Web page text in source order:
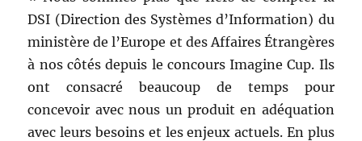
DSI (Direction des Systèmes d’Information) du
ministère de l’Europe et des Affaires Étrangères
à nos côtés depuis le concours Imagine Cup. Ils
ont consacré beaucoup de temps pour
concevoir avec nous un produit en adéquation
avec leurs besoins et les enjeux actuels. En plus